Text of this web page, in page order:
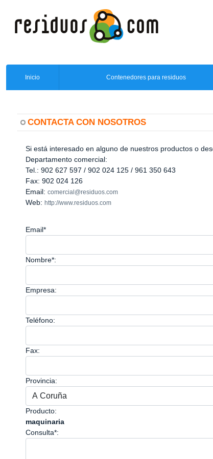
Inicio Contenedores para residuos
CONTACTA CON NOSOTROS
Si está interesado en alguno de nuestros productos o
Departamento comercial:
Tel.: 902 627 597 / 902 024 125 / 961 350 643
Fax: 902 024 126
Email: comercial@residuos.com
Web: http://www.residuos.com
Email*
Nombre*:
Empresa:
Teléfono:
Fax:
Provincia:
Producto:
maquinaria
Consulta*: